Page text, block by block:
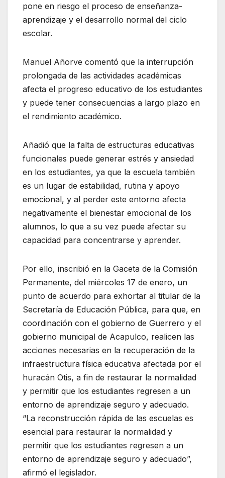
pone en riesgo el proceso de enseñanza-
aprendizaje y el desarrollo normal del ciclo
escolar.
Manuel Añorve comentó que la interrupción
prolongada de las actividades académicas
afecta el progreso educativo de los estudiantes
y puede tener consecuencias a largo plazo en
el rendimiento académico.
Añadió que la falta de estructuras educativas
funcionales puede generar estrés y ansiedad
en los estudiantes, ya que la escuela también
es un lugar de estabilidad, rutina y apoyo
emocional, y al perder este entorno afecta
negativamente el bienestar emocional de los
alumnos, lo que a su vez puede afectar su
capacidad para concentrarse y aprender.
Por ello, inscribió en la Gaceta de la Comisión
Permanente, del miércoles 17 de enero, un
punto de acuerdo para exhortar al titular de la
Secretaría de Educación Pública, para que, en
coordinación con el gobierno de Guerrero y el
gobierno municipal de Acapulco, realicen las
acciones necesarias en la recuperación de la
infraestructura física educativa afectada por el
huracán Otis, a fin de restaurar la normalidad
y permitir que los estudiantes regresen a un
entorno de aprendizaje seguro y adecuado.
“La reconstrucción rápida de las escuelas es
esencial para restaurar la normalidad y
permitir que los estudiantes regresen a un
entorno de aprendizaje seguro y adecuado”,
afirmó el legislador.